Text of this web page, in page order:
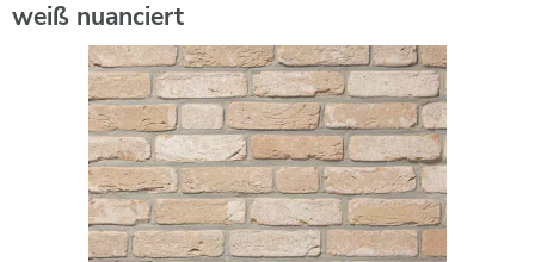
weiß nuanciert